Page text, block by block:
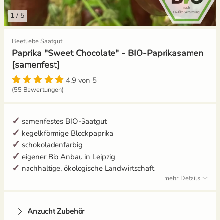
1 / 5
Beetliebe Saatgut
Paprika "Sweet Chocolate" - BIO-Paprikasamen
[samenfest]
4.9 von 5
(55 Bewertungen)
samenfestes BIO-Saatgut
kegelkförmige Blockpaprika
schokoladenfarbig
eigener Bio Anbau in Leipzig
nachhaltige, ökologische Landwirtschaft
mehr Details
Anzucht Zubehör
Gemüsesamen Set
Gurken
Jalapeno
Knollenfenchel
Kohl
Kohlrabi
Kräutersamen
Kürbis
Gelbe Tomaten
Gewächshaustomaten
Grüne Tomaten
Italienische Tomaten
Ochsenherztomaten
Orangene Tomaten
Pfirsichtomaten
Romatomaten
Aussaat und Anzucht im Dezember
Aussaat und Anzucht im Juli
Aussaat und Anzucht im Juni
Aussaat und Anzucht im Mai